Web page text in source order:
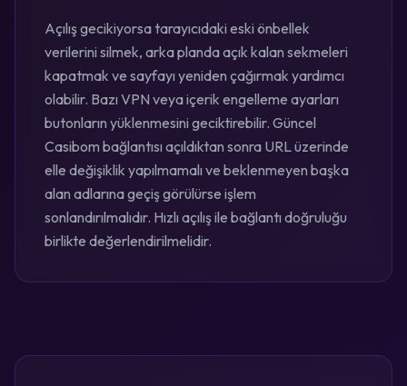
Açılış gecikiyorsa tarayıcıdaki eski önbellek
verilerini silmek, arka planda açık kalan sekmeleri
kapatmak ve sayfayı yeniden çağırmak yardımcı
olabilir. Bazı VPN veya içerik engelleme ayarları
butonların yüklenmesini geciktirebilir. Güncel
Casibom bağlantısı açıldıktan sonra URL üzerinde
elle değişiklik yapılmamalı ve beklenmeyen başka
alan adlarına geçiş görülürse işlem
sonlandırılmalıdır. Hızlı açılış ile bağlantı doğruluğu
birlikte değerlendirilmelidir.